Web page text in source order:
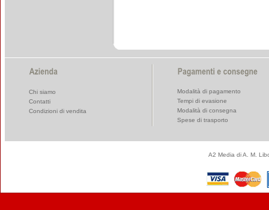
Chi siamo
Contatti
Condizioni di vendita
Modalità di pagamento
Tempi di evasione
Modalità di consegna
Spese di trasporto
A2 Media di A. M.